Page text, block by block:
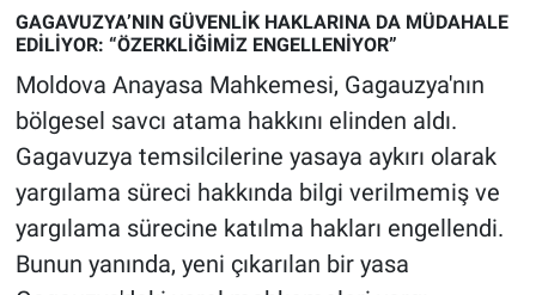
GAGAVUZYA’NIN GÜVENLİK HAKLARINA DA MÜDAHALE
EDİLİYOR: “ÖZERKLİĞİMİZ ENGELLENİYOR”
Moldova Anayasa Mahkemesi, Gagauzya'nın
bölgesel savcı atama hakkını elinden aldı.
Gagavuzya temsilcilerine yasaya aykırı olarak
yargılama süreci hakkında bilgi verilmemiş ve
yargılama sürecine katılma hakları engellendi.
Bunun yanında, yeni çıkarılan bir yasa